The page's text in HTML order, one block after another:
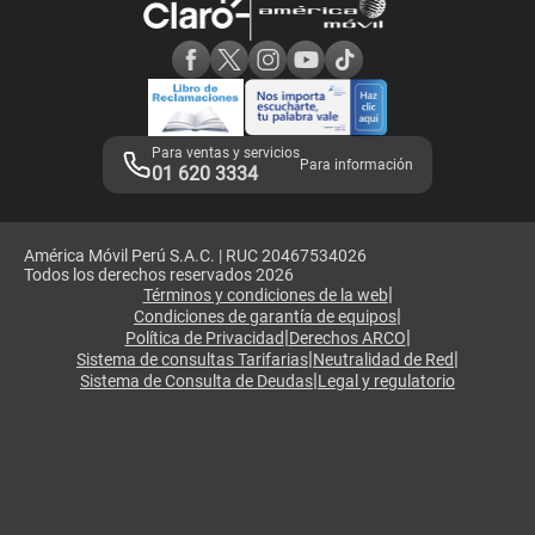
Adquirientes iPhone 6, 6S y SE
Mensaje de Seguridad
Términos y Condiciones de Tienda Claro
Libro de Reclamaciones
Legales de marketplace
Para ventas y servicios
01 620 3334 Para información
América Móvil Perú S.A.C. | RUC 20467534026
Todos los derechos reservados 2026
Términos y condiciones de la web|
Condiciones de garantía de equipos|
Política de Privacidad|Derechos ARCO|
Sistema de consultas Tarifarias|Neutralidad de Red|
Sistema de Consulta de Deudas|Legal y regulatorio